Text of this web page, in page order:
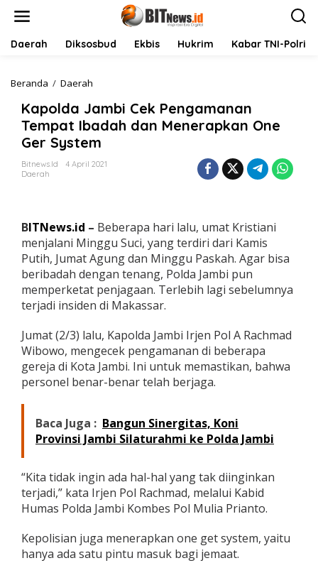
Daerah Diksosbud Ekbis Hukrim Kabar TNI-Polri
Beranda / Daerah
p
o
l
d
a
e
k
P
e
n
g
m
a
n
a
n
m
p
I
b
a
d
h
d
Kapolda Jambi Cek Pengamanan
Tempat Ibadah dan Menerapkan One
Ger System
Bitnews.id
4 April 2021
Daerah
BITNews.id – Beberapa hari lalu, umat Kristiani
menjalani Minggu Suci, yang terdiri dari Kamis
Putih, Jumat Agung dan Minggu Paskah. Agar bisa
beribadah dengan tenang, Polda Jambi pun
memperketat penjagaan. Terlebih lagi sebelumnya
terjadi insiden di Makassar.
Jumat (2/3) lalu, Kapolda Jambi Irjen Pol A Rachmad
Wibowo, mengecek pengamanan di beberapa
gereja di Kota Jambi. Ini untuk memastikan, bahwa
personel benar-benar telah berjaga.
Baca Juga : Bangun Sinergitas, Koni
Provinsi Jambi Silaturahmi ke Polda Jambi
“Kita tidak ingin ada hal-hal yang tak diinginkan
terjadi,” kata Irjen Pol Rachmad, melalui Kabid
Humas Polda Jambi Kombes Pol Mulia Prianto.
Kepolisian juga menerapkan one get system, yaitu
hanya ada satu pintu masuk bagi jemaat.